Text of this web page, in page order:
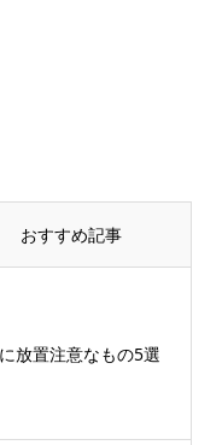
おすすめ記事
放置注意なもの5選